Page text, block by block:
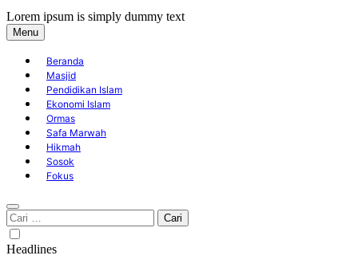
Lorem ipsum is simply dummy text
Menu
Beranda
Masjid
Pendidikan Islam
Ekonomi Islam
Ormas
Safa Marwah
Hikmah
Sosok
Fokus
Cari
untuk:
Headlines